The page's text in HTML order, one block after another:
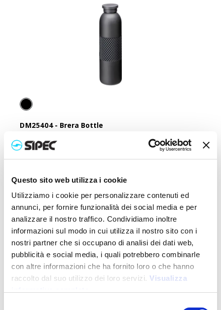
Questo sito web utilizza i cookie
Utilizziamo i cookie per personalizzare contenuti ed
annunci, per fornire funzionalità dei social media e per
analizzare il nostro traffico. Condividiamo inoltre
informazioni sul modo in cui utilizza il nostro sito con i
nostri partner che si occupano di analisi dei dati web,
pubblicità e social media, i quali potrebbero combinarle
con altre informazioni che ha fornito loro o che hanno
raccolto dal suo utilizzo dei loro servizi. Visualizza
DM25404- Brera Bottle